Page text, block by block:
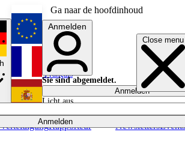
Ga naar de hoofdinhoud
Close menu
Anmelden
VerteidigungRapporteur NewslettersEvents
English
Français
Anmelden
Sie sind abgemeldet.
Anmelden
Licht aus